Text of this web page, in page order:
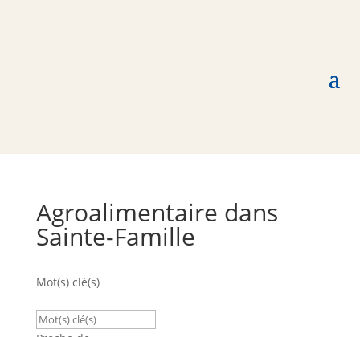
Agroalimentaire dans
Sainte-Famille
Mot(s) clé(s)